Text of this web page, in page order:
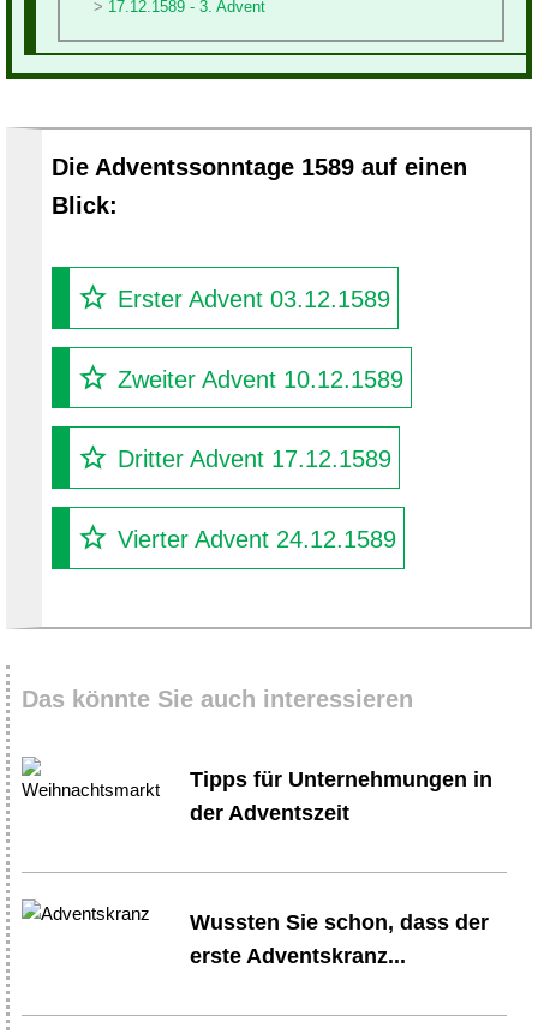
17.12.1589 - 3. Advent
Die Adventssonntage 1589 auf einen
Blick:
Erster Advent 03.12.1589
Zweiter Advent 10.12.1589
Dritter Advent 17.12.1589
Vierter Advent 24.12.1589
Das könnte Sie auch interessieren
Tipps für Unternehmungen in
der Adventszeit
Wussten Sie schon, dass der
erste Adventskranz...